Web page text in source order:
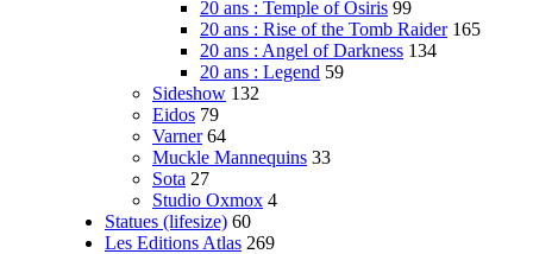
20 ans : Temple of Osiris 99
20 ans : Rise of the Tomb Raider 165
20 ans : Angel of Darkness 134
20 ans : Legend 59
Sideshow 132
Eidos 79
Varner 64
Muckle Mannequins 33
Sota 27
Studio Oxmox 4
Statues (lifesize) 60
Les Editions Atlas 269